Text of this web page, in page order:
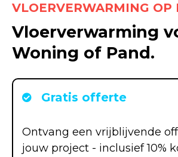
VLOERVERWARMING OP
Vloerverwarming
Woning of Pand.
Gratis offerte
Ontvang een vrijblijvende
jouw project - inclusief 10%